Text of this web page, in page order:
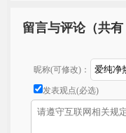
留言与评论（共有
昵称(可修改)：
发表观点(必选)